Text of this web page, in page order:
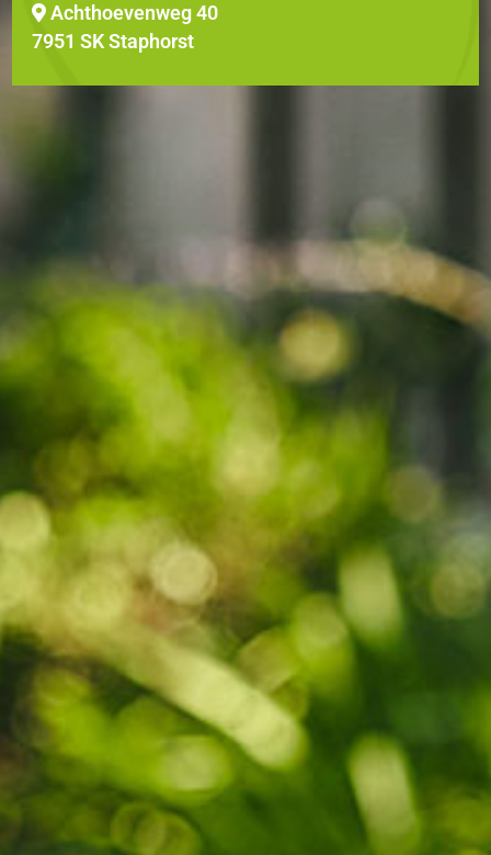
Achthoevenweg 40
7951 SK Staphorst